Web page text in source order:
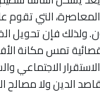
التي تقوم
ولذلك فإن تحويل
تمس مكانة
الاجتماعي
الدين ولا مصالح